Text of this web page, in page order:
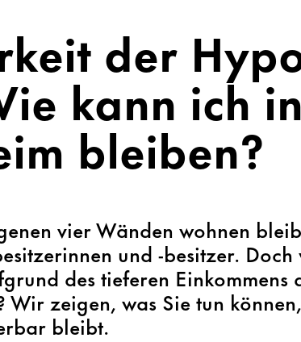
der
kann ich
bleiben?
vier Wänden wohnen
und -besitzer.
des tieferen
Wir zeigen, was Sie tun
bleibt.